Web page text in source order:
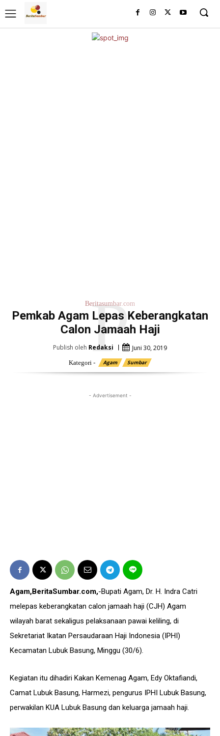
Beritasumbar.com
Pemkab Agam Lepas Keberangkatan
Calon Jamaah Haji
P
Publish oleh Redaksi Juni 30, 2019
Kategori - Agam Sumbar
- Advertisement -
Agam,BeritaSumbar.com,-Bupati Agam, Dr. H. Indra Catri
melepas keberangkatan calon jamaah haji (CJH) Agam
wilayah barat sekaligus pelaksanaan pawai keliling, di
Sekretariat Ikatan Persaudaraan Haji Indonesia (IPHI)
Kecamatan Lubuk Basung, Minggu (30/6).
Kegiatan itu dihadiri Kakan Kemenag Agam, Edy Oktafiandi,
Camat Lubuk Basung, Harmezi, pengurus IPHI Lubuk Basung,
perwakilan KUA Lubuk Basung dan keluarga jamaah haji.